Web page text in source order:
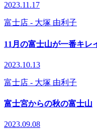
2023.11.17
富士店 - 大塚 由利子
11月の富士山が一番キレ
2023.10.13
富士店 - 大塚 由利子
富士宮からの秋の富士山
2023.09.08